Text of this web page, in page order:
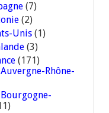
(7)
(2)
Unis (1)
(3)
(171)
Rhône-